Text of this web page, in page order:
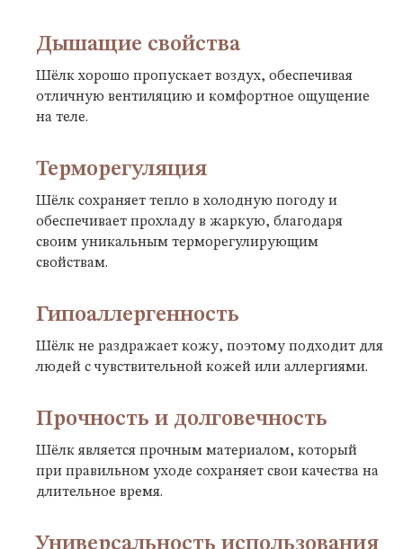
Дышащие свойства
Шёлк хорошо пропускает воздух, обеспечивая
отличную вентиляцию и комфортное ощущение
на теле.
Терморегуляция
Шёлк сохраняет тепло в холодную погоду и
обеспечивает прохладу в жаркую, благодаря
своим уникальным терморегулирующим
свойствам.
Гипоаллергенность
Шёлк не раздражает кожу, поэтому подходит для
людей с чувствительной кожей или аллергиями.
Прочность и долговечность
Шёлк является прочным материалом, который
при правильном уходе сохраняет свои качества на
длительное время.
Универсальность использования